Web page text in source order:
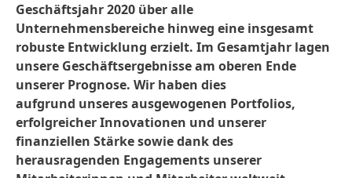
Geschäftsjahr 2020 über alle
Unternehmensbereiche hinweg eine insgesamt
robuste Entwicklung erzielt. Im Gesamtjahr lagen
unsere Geschäftsergebnisse am oberen Ende
unserer Prognose. Wir haben dies
aufgrund unseres ausgewogenen Portfolios,
erfolgreicher Innovationen und unserer
finanziellen Stärke sowie dank des
herausragenden Engagements unserer